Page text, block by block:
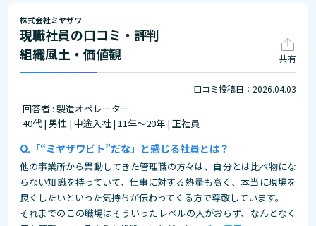
株式会社ミヤザワ
現職社員の口コミ・評判
組織風土・価値観
共有
口コミ投稿日：2026.04.03
回答者 : 製造オペレーター
40代 | 男性 | 中途入社 | 11年～20年 | 正社員
「“ミヤザワビト”だな」と感じる社員とは？
他の事業所から異動してきた管理職の方々は、自分とは比べ物にな
らない知識を持っていて、仕事に対する熱量も高く、本当に現場を
良くしたいといった気持ちが伝わってくる方で尊敬しています。
それまでのこの職場はそういったレベルの人がおらず、なんとなく